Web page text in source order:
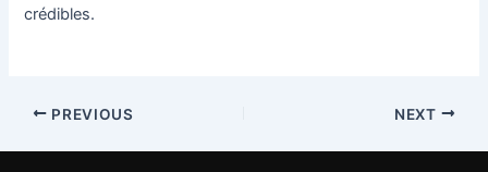
crédibles.
PREVIOUS NEXT